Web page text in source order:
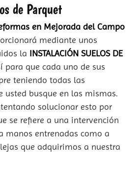
de Parquet
en Mejorada del Campo
mediante unos
la INSTALACIÓN SUELOS DE
para que cada uno de sus
teniendo todas las
usted busque en las mismas.
solucionar esto por
se refiere a una intervención
manos entrenadas como a
que adquirimos a nuestra